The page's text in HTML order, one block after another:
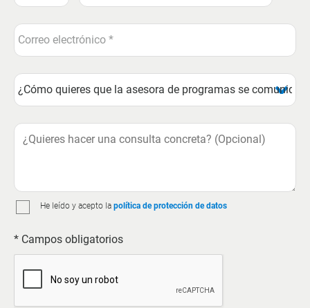
He leído y acepto la política de protección de datos
* Campos obligatorios